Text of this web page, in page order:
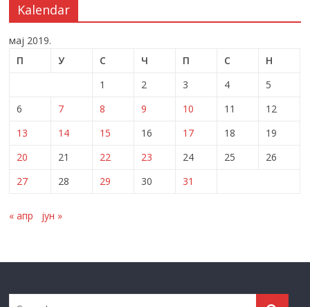
Kalendar
мај 2019.
П
У С Ч П С
Н
1
2 3 4
5
6
7 8 9 10 11
12
13
14 15 16 17 18
19
20
21 22 23 24 25
26
27
28 29 30 31
« апр јун »